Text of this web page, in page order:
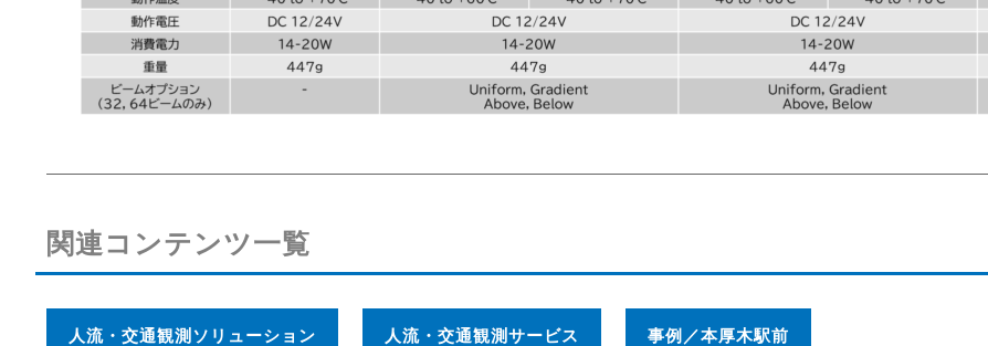
関連コンテンツ一覧
人流・交通観測ソリューション 人流・交通観測サービス 事例／本厚木駅前